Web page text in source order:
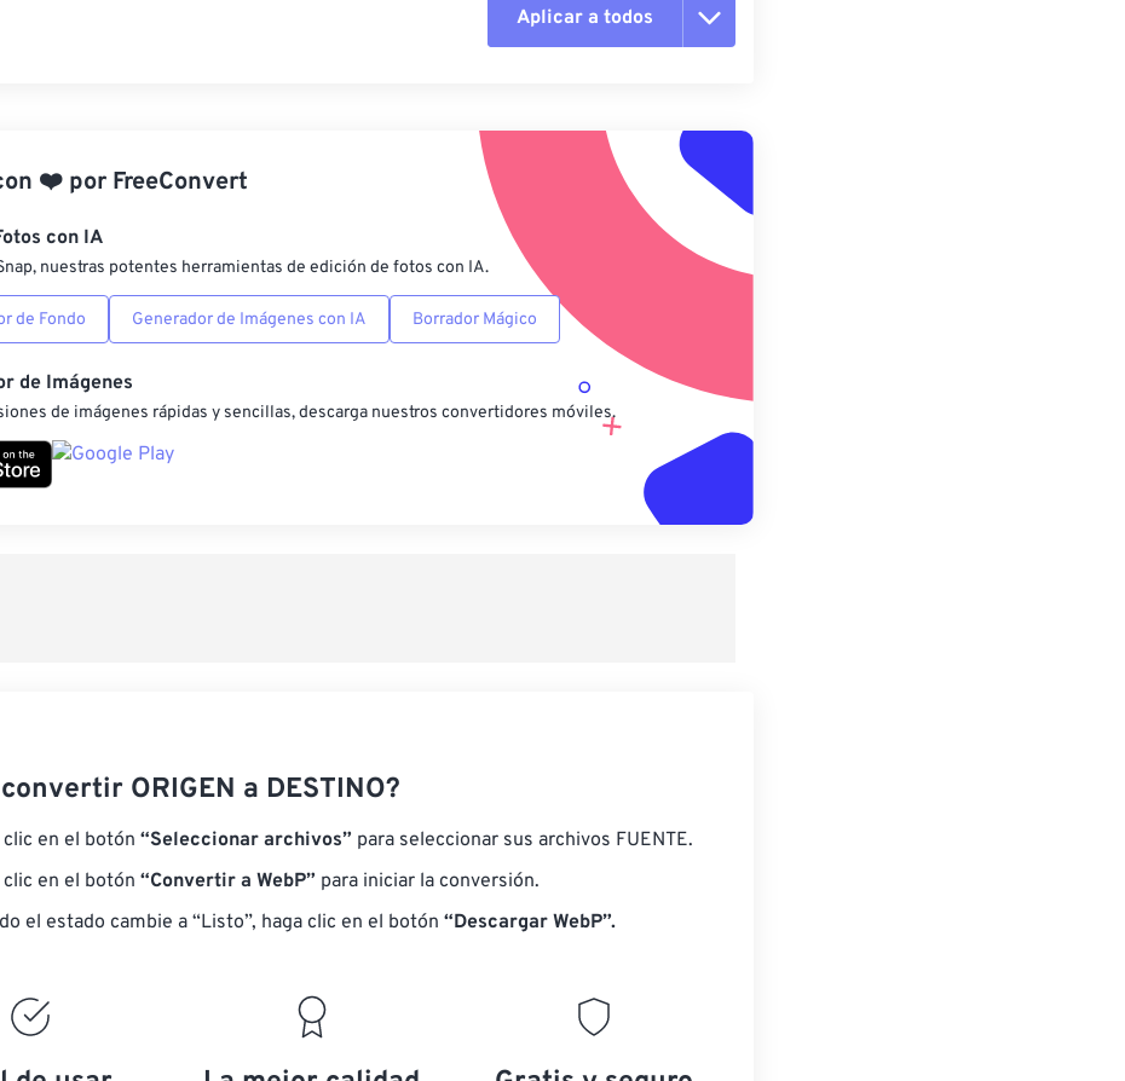
Aplicar a todos
Aplicar desde el ajuste preestablecido
Guardar como preestablecido
❤️ por FreeConvert
con IA
nuestras potentes herramientas de edición de fotos con IA.
de Fondo Generador de Imágenes con IA Borrador Mágico
de Imágenes
de imágenes rápidas y sencillas, descarga nuestros convertidores móviles.
ORIGEN a DESTINO?
clic en el botón “Seleccionar archivos” para seleccionar sus archivos FUENTE.
clic en el botón “Convertir a WebP” para iniciar la conversión.
el estado cambie a “Listo”, haga clic en el botón “Descargar WebP”.